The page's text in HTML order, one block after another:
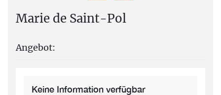
Marie de Saint-Pol
Angebot:
Keine Information verfügbar